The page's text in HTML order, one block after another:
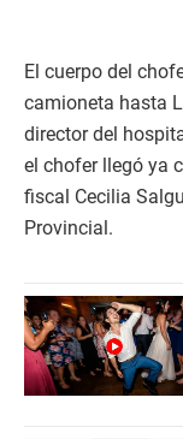
El cuerpo del
camioneta hasta
director del
el chofer llegó ya
fiscal Cecilia
Provincial.